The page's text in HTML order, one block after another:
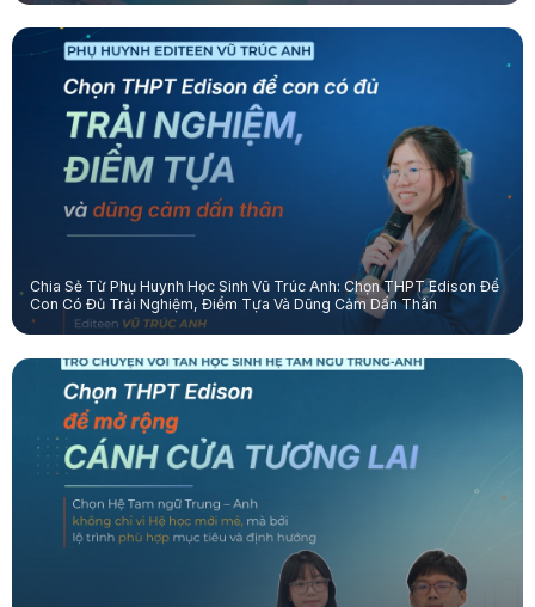
Chia Sẻ Từ Phụ Huynh Học Sinh Vũ Trúc Anh: Chọn THPT Edison Để
Con Có Đủ Trải Nghiệm, Điểm Tựa Và Dũng Cảm Dấn Thân